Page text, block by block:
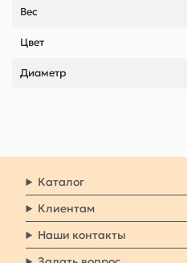
Вес
Цвет
Диаметр
Каталог
Клиентам
Наши контакты